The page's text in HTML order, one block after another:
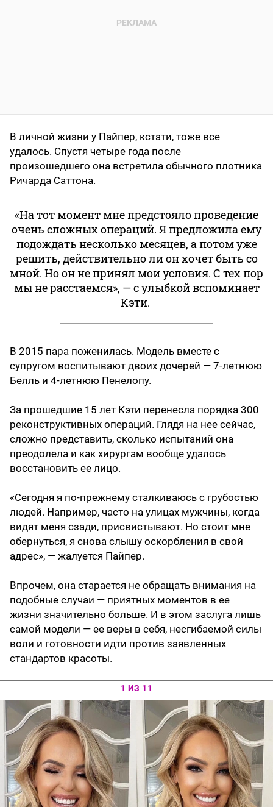
В личной жизни у Пайпер, кстати, тоже все
удалось. Спустя четыре года после
произошедшего она встретила обычного плотника
Ричарда Саттона.
«На тот момент мне предстояло проведение
очень сложных операций. Я предложила ему
подождать несколько месяцев, а потом уже
решить, действительно ли он хочет быть со
мной. Но он не принял мои условия. С тех пор
мы не расстаемся», — с улыбкой вспоминает
Кэти.
В 2015 пара поженилась. Модель вместе с
супругом воспитывают двоих дочерей — 7-летнюю
Белль и 4-летнюю Пенелопу.
За прошедшие 15 лет Кэти перенесла порядка 300
реконструктивных операций. Глядя на нее сейчас,
сложно представить, сколько испытаний она
преодолела и как хирургам вообще удалось
восстановить ее лицо.
«Сегодня я по-прежнему сталкиваюсь с грубостью
людей. Например, часто на улицах мужчины, когда
видят меня сзади, присвистывают. Но стоит мне
обернуться, я снова слышу оскорбления в свой
адрес», — жалуется Пайпер.
Впрочем, она старается не обращать внимания на
подобные случаи — приятных моментов в ее
жизни значительно больше. И в этом заслуга лишь
самой модели — ее веры в себя, несгибаемой силы
воли и готовности идти против заявленных
стандартов красоты.
1 ИЗ 11